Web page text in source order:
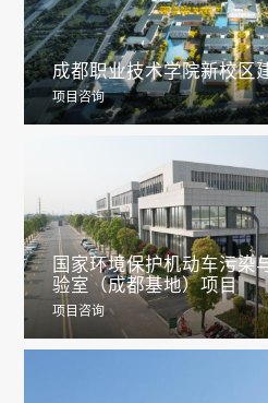
成都职业技术学院新校区
项目咨询
国家环境保护机动车污染
验室（成都基地）项目
项目咨询